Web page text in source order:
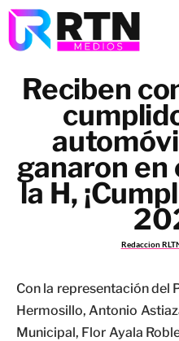
Reciben
ganaron en
la H,
Redaccion
Con la representación del
Hermosillo, Antonio
Municipal, Flor Ayala